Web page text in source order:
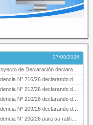
07/08/2026
declarando de interés provincial PRESIDENCI…
declarando de interés provincial la labor …
declarando de interés provincial el “50° A…
declarando de interés provincial el proyec…
declarando de interés provincial la presen…
N° 200/26 para su ratificación.